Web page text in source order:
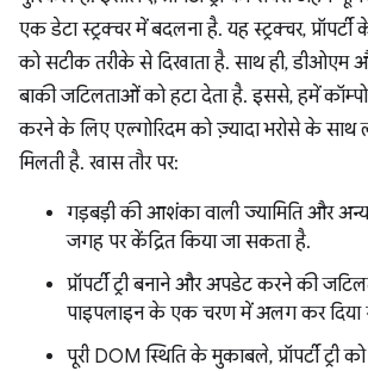
एक डेटा स्ट्रक्चर में बदलना है. यह स्ट्रक्चर,
को सटीक तरीके से दिखाता है. साथ ही, डीओएम
बाकी जटिलताओं को हटा देता है. इससे, हमें
करने के लिए एल्गोरिदम को ज़्यादा भरोसे के
मिलती है. खास तौर पर:
गड़बड़ी की आशंका वाली ज्यामिति और
जगह पर केंद्रित किया जा सकता है.
प्रॉपर्टी ट्री बनाने और अपडेट करने की
पाइपलाइन के एक चरण में अलग कर दिया
पूरी DOM स्थिति के मुकाबले, प्रॉपर्टी